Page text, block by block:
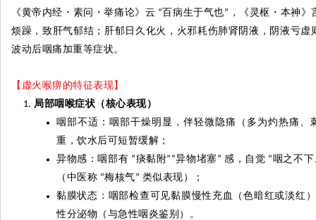
《黄帝内经 ・ 素问 ・举痛论》云 “百病生于气也” ，《灵枢 ・ 本神》
烦躁，致肝气郁结；肝郁日久化火，火邪耗伤肺肾阴液，阴液亏
波动后咽痛加重等症状。
【虚火喉痹的特征表现】
局部咽喉症状（核心表现）
咽部不适：咽部干燥明显，伴轻微隐痛（多为灼热痛
重，饮水后可短暂缓解；
异物感：咽部有 “痰黏附”“异物堵塞”感，自觉 “咽之不
（中医称 “梅核气” 类似表现）；
黏膜状态：咽部检查可见黏膜慢性充血（色暗红或淡红
性分泌物（与急性咽炎鉴别）。